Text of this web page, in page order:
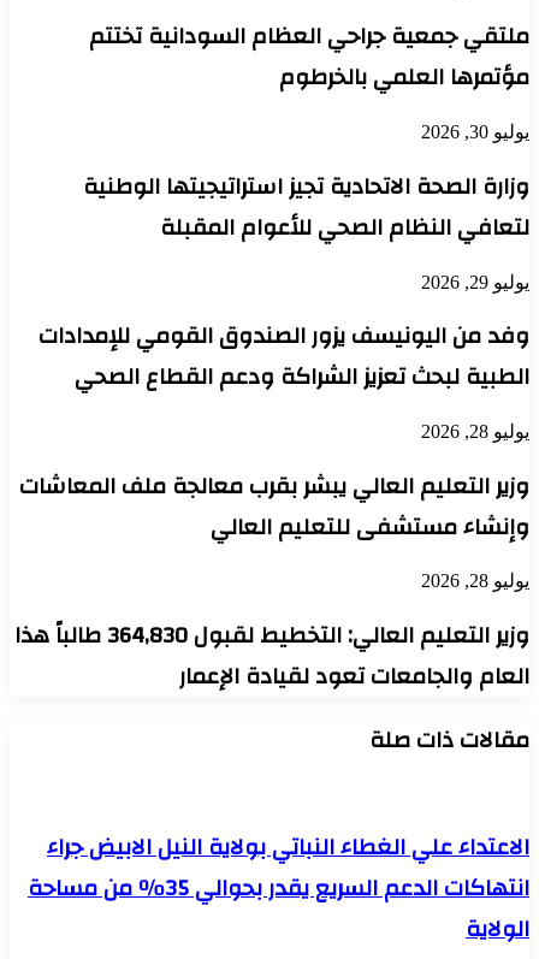
ملتقي جمعية جراحي العظام السودانية تختتم
مؤتمرها العلمي بالخرطوم
يوليو 30, 2026
وزارة الصحة الاتحادية تجيز استراتيجيتها الوطنية
لتعافي النظام الصحي للأعوام المقبلة
يوليو 29, 2026
وفد من اليونيسف يزور الصندوق القومي للإمدادات
الطبية لبحث تعزيز الشراكة ودعم القطاع الصحي
يوليو 28, 2026
وزير التعليم العالي يبشر بقرب معالجة ملف المعاشات
وإنشاء مستشفى للتعليم العالي
يوليو 28, 2026
وزير التعليم العالي: التخطيط لقبول 364,830 طالباً هذا
العام والجامعات تعود لقيادة الإعمار
مقالات ذات صلة
الاعتداء علي الغطاء النباتي بولاية النيل الابيض جراء
انتهاكات الدعم السريع يقدر بحوالي 35٪ من مساحة
الولاية